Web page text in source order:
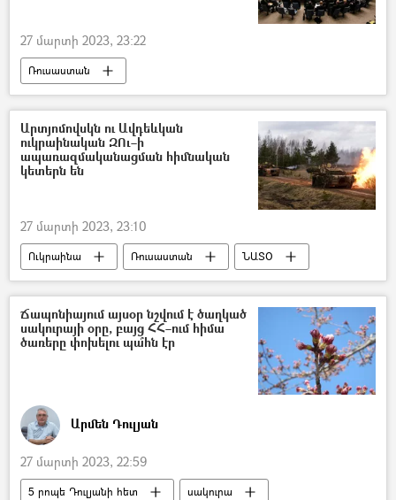
27 մարտի 2023, 23:22
Ռուսաստան
Միավորված ազգերի կազմակերպություն (ՄԱԿ)
Անվտանգության խորհուրդ
«Հյուսիսային հոսք» նախագիծ
Արտյոմովսկն ու Ավդեևկան
ուկրաինական ԶՈւ–ի
ապառազմականացման հիմնական
կետերն են
27 մարտի 2023, 23:10
Ուկրաինա Ռուսաստան
ՆԱՏՕ
Զենք
Արտյոմովսկ
Ճապոնիայում այսօր նշվում է ծաղկած
սակուրայի օրը, բայց ՀՀ–ում հիմա
ծառերը փոխելու պա՞հն էր
Արմեն Դուլյան
27 մարտի 2023, 22:59
5 րոպե Դուլյանի հետ
սակուրա